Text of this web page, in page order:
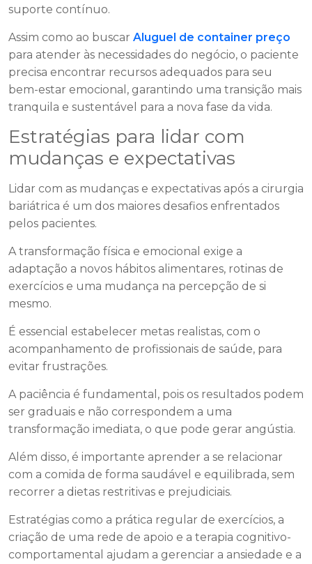
suporte contínuo.
Assim como ao buscar Aluguel de container preço
para atender às necessidades do negócio, o paciente
precisa encontrar recursos adequados para seu
bem-estar emocional, garantindo uma transição mais
tranquila e sustentável para a nova fase da vida.
Estratégias para lidar com
mudanças e expectativas
Lidar com as mudanças e expectativas após a cirurgia
bariátrica é um dos maiores desafios enfrentados
pelos pacientes.
A transformação física e emocional exige a
adaptação a novos hábitos alimentares, rotinas de
exercícios e uma mudança na percepção de si
mesmo.
É essencial estabelecer metas realistas, com o
acompanhamento de profissionais de saúde, para
evitar frustrações.
A paciência é fundamental, pois os resultados podem
ser graduais e não correspondem a uma
transformação imediata, o que pode gerar angústia.
Além disso, é importante aprender a se relacionar
com a comida de forma saudável e equilibrada, sem
recorrer a dietas restritivas e prejudiciais.
Estratégias como a prática regular de exercícios, a
criação de uma rede de apoio e a terapia cognitivo-
comportamental ajudam a gerenciar a ansiedade e a